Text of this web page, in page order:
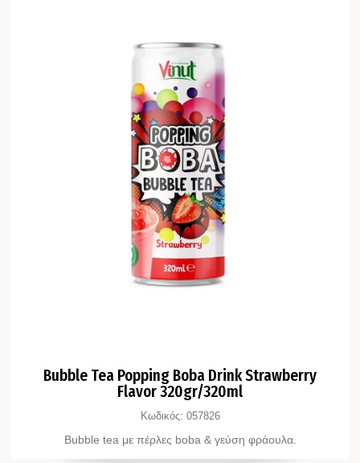
Bubble Tea Popping Boba Drink Strawberry
Flavor 320gr/320ml
Κωδικός: 057826
Bubble tea με πέρλες boba & γεύση φράουλα.